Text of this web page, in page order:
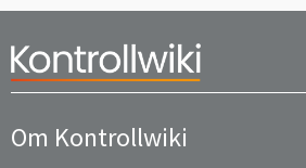
Om Kontrollwiki